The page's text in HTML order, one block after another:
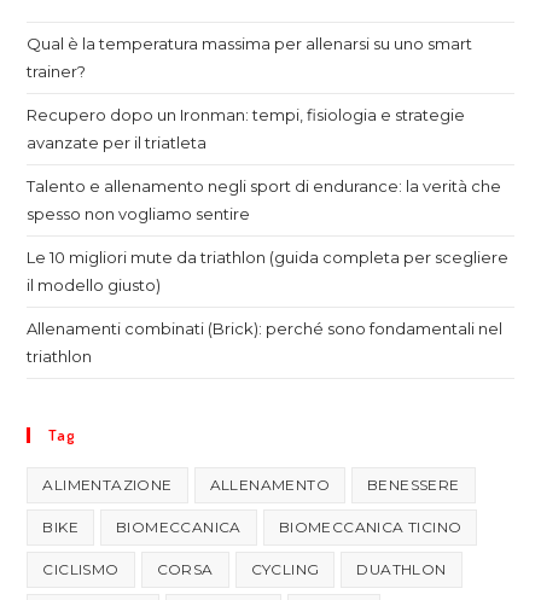
Qual è la temperatura massima per allenarsi su uno smart
trainer?
Recupero dopo un Ironman: tempi, fisiologia e strategie
avanzate per il triatleta
Talento e allenamento negli sport di endurance: la verità che
spesso non vogliamo sentire
Le 10 migliori mute da triathlon (guida completa per scegliere
il modello giusto)
Allenamenti combinati (Brick): perché sono fondamentali nel
triathlon
Tag
ALIMENTAZIONE ALLENAMENTO BENESSERE
BIKE BIOMECCANICA BIOMECCANICA TICINO
CICLISMO CORSA CYCLING DUATHLON